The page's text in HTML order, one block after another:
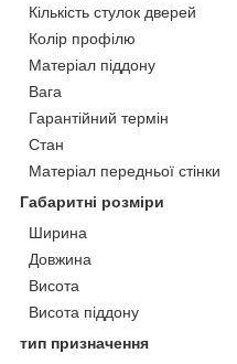
Кількість стулок дверей
Колір профілю
Матеріал піддону
Вага
Гарантійний термін
Стан
Матеріал передньої стінки
Габаритні розміри
Ширина
Довжина
Висота
Висота піддону
тип призначення